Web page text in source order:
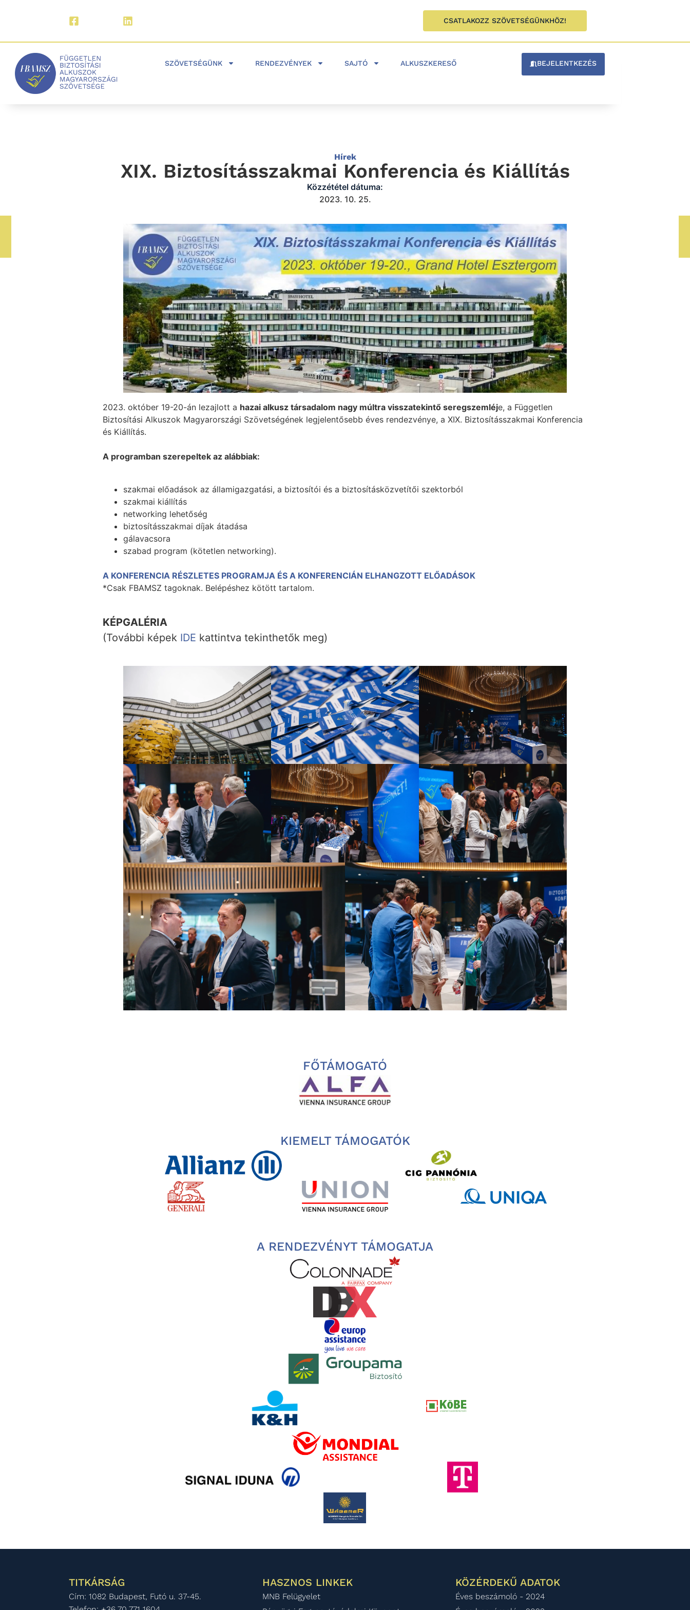
CSATLAKOZZ SZÖVETSÉGÜNKHÖZ!
SZÖVETSÉGÜNK RENDEZVÉNYEK SAJTÓ ALKUSZKERESŐ BEJELENTKEZÉS
Hírek
XIX. Biztosításszakmai Konferencia és Kiállítás
Közzététel dátuma:
2023. 10. 25.
2023. október 19-20-án lezajlott a hazai alkusz társadalom nagy múltra visszatekintő seregszemléje, a Független
Biztosítási Alkuszok Magyarországi Szövetségének legjelentősebb éves rendezvénye, a XIX. Biztosításszakmai Konferencia
és Kiállítás.
A programban szerepeltek az alábbiak:
szakmai előadások az államigazgatási, a biztosítói és a biztosításközvetítői szektorból
szakmai kiállítás
networking lehetőség
biztosításszakmai díjak átadása
gálavacsora
szabad program (kötetlen networking).
A KONFERENCIA RÉSZLETES PROGRAMJA ÉS A KONFERENCIÁN ELHANGZOTT ELŐADÁSOK
*Csak FBAMSZ tagoknak. Belépéshez kötött tartalom.
KÉPGALÉRIA
(További képek IDE kattintva tekinthetők meg)
FŐTÁMOGATÓ
KIEMELT TÁMOGATÓK
A RENDEZVÉNYT TÁMOGATJA
TITKÁRSÁG
Cím: 1082 Budapest, Futó u. 37-45.
HASZNOS LINKEK
MNB Felügyelet
KÖZÉRDEKŰ ADATOK
Éves beszámoló - 2024